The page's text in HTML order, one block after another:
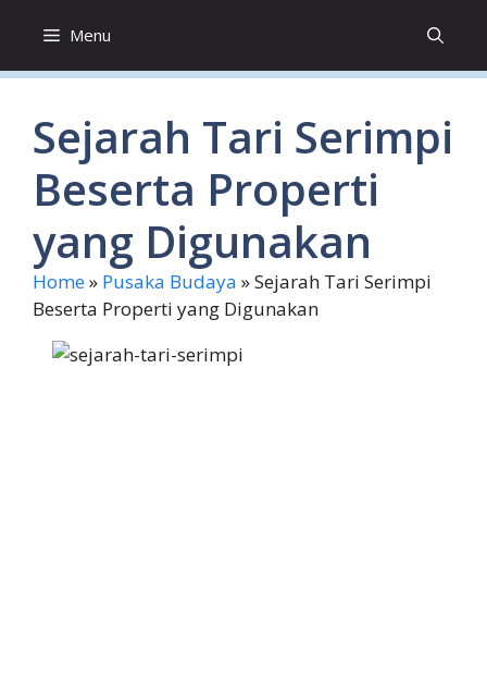
content
Menu
Sejarah Tari Serimpi
Beserta Properti
yang Digunakan
Home» Pusaka Budaya »Sejarah Tari Serimpi
Beserta Properti yang Digunakan